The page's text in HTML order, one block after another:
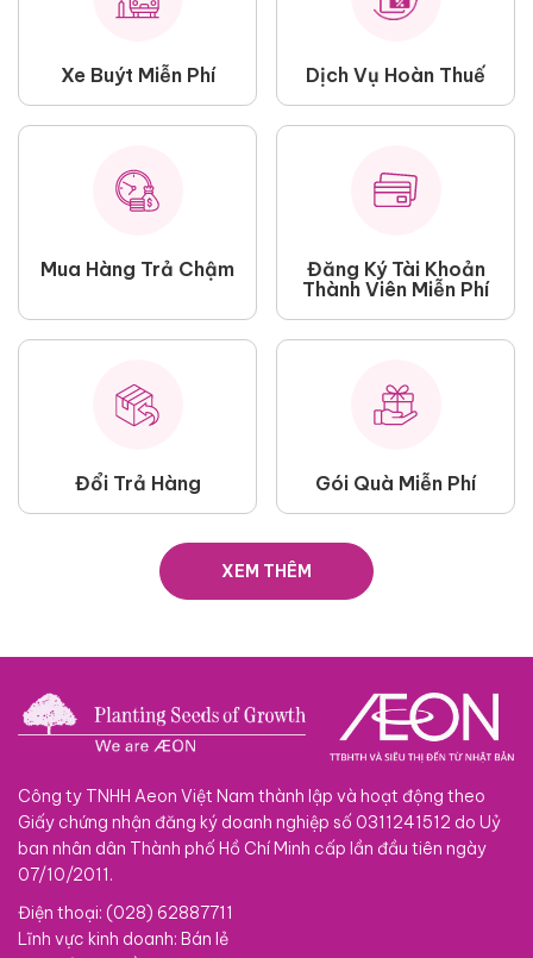
Xe Buýt Miễn Phí Dịch Vụ Hoàn Thuế
Mua Hàng Trả Chậm
Đăng Ký Tài Khoản
Thành Viên Miễn Phí
Đổi Trả Hàng Gói Quà Miễn Phí
XEM THÊM
Công ty TNHH Aeon Việt Nam thành lập và hoạt động theo
Giấy chứng nhận đăng ký doanh nghiệp số 0311241512 do Uỷ
ban nhân dân Thành phố Hồ Chí Minh cấp lần đầu tiên ngày
07/10/2011.
Điện thoại: (028) 62887711
Lĩnh vực kinh doanh: Bán lẻ